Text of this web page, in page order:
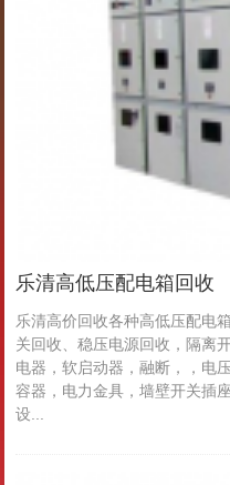
乐清高低压配电箱回收
乐清高价回收各种高低压配电
关回收、稳压电源回收，隔离
电器，软启动器，融断，，电
容器，电力金具，墙壁开关插
设...